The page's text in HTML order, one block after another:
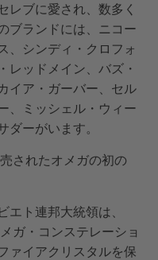
レブに愛され、数多く
ブランドには、ニコー
、シンディ・クロフォ
レッドメイン、バズ・
イア・ガーバー、セル
、ミッシェル・ウィー
ダーがいます。
されたオメガの初の
エト連邦大統領は、
ガ・コンステレーショ
ァイアクリスタルを保